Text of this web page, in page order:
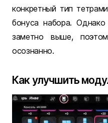
конкретный тип
бонуса набора.
заметно выше,
осознанно.
Как улучшить